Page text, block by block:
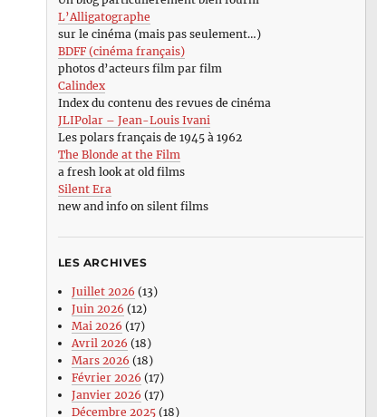
L’Alligatographe
sur le cinéma (mais pas seulement…)
BDFF (cinéma français)
photos d’acteurs film par film
Calindex
Index du contenu des revues de cinéma
JLIPolar – Jean-Louis Ivani
Les polars français de 1945 à 1962
The Blonde at the Film
a fresh look at old films
Silent Era
new and info on silent films
LES ARCHIVES
Juillet 2026 (13)
Juin 2026 (12)
Mai 2026 (17)
Avril 2026 (18)
Mars 2026 (18)
Février 2026 (17)
Janvier 2026 (17)
Décembre 2025(18)